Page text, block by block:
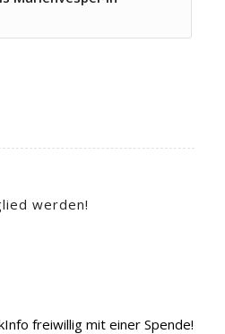
werden!
freiwillig mit einer Spende!